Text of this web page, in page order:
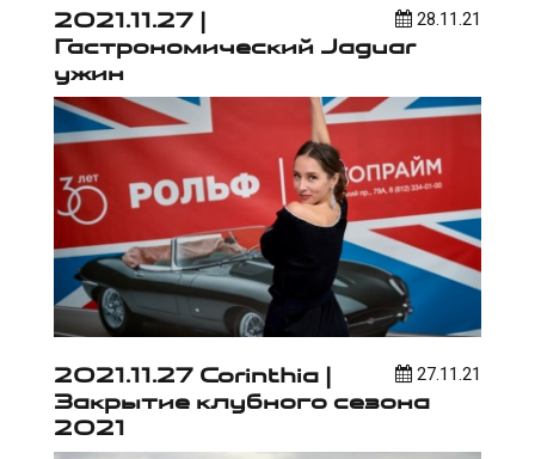
28.11.21
2021.11.27 |
Гастрономический Jaguar
ужин
27.11.21
2021.11.27 Corinthia |
Закрытие клубного сезона
2021